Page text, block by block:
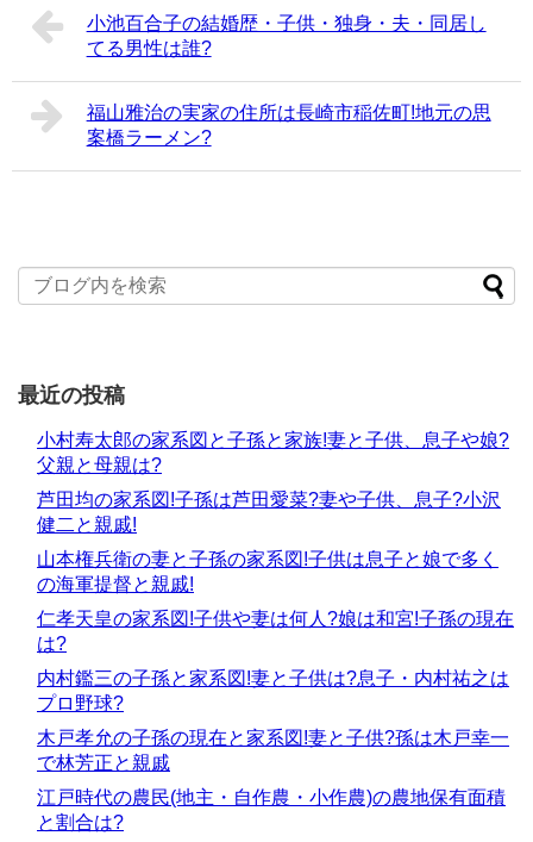
小池百合子の結婚歴・子供・独身・夫・同居し
てる男性は誰?
福山雅治の実家の住所は長崎市稲佐町!地元の思
案橋ラーメン?
最近の投稿
小村寿太郎の家系図と子孫と家族!妻と子供、息子や娘?
父親と母親は?
芦田均の家系図!子孫は芦田愛菜?妻や子供、息子?小沢
健二と親戚!
山本権兵衛の妻と子孫の家系図!子供は息子と娘で多く
の海軍提督と親戚!
仁孝天皇の家系図!子供や妻は何人?娘は和宮!子孫の現在
は?
内村鑑三の子孫と家系図!妻と子供は?息子・内村祐之は
プロ野球?
木戸孝允の子孫の現在と家系図!妻と子供?孫は木戸幸一
で林芳正と親戚
江戸時代の農民(地主・自作農・小作農)の農地保有面積
と割合は?